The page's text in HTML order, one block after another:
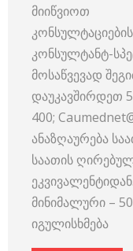
მიიწვიოთ
კონსულტანტ-
მოსაწვევად
დაუკავშირდეთ
400;
ანაზღაურება
საათის
ეკვივალენტიდან.
მინიმალური –
იგულისხმება